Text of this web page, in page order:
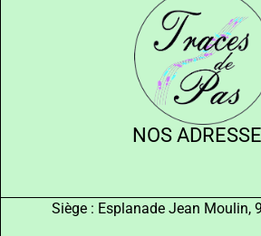
NOS
Siège : Esplanade Jean Moulin,